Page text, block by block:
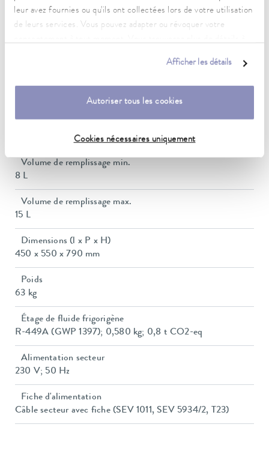
leur avez fournies ou qu'ils ont collectées lors de votre utilisation
de leurs services. Vous pouvez adapter ou révoquer votre
Afficher les détails
Autoriser tous les cookies
Cookies nécessaires uniquement
Pression de refoulement max.
3,2 bar
Pompe Débit max. (pression)
Raccord fileté (extérieur) des entrée/sortie
Volume de remplissage min.
8 L
Volume de remplissage max.
15 L
Dimensions (l x P x H)
450 x 550 x 790 mm
Poids
63 kg
Étage de fluide frigorigène
R-449A (GWP 1397); 0,580 kg; 0,8 t CO2-eq
Alimentation secteur
230 V; 50 Hz
Fiche d'alimentation
Câble secteur avec fiche (SEV 1011, SEV 5934/2, T23)